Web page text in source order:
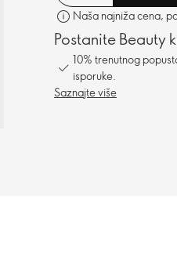
Naša najniža cena,
Postanite Beauty
10% trenutnog
isporuke.
Saznajte više